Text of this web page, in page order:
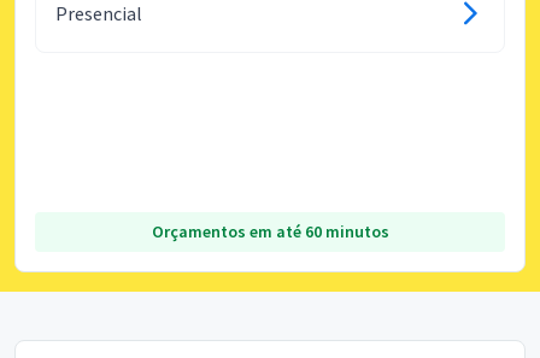
Presencial
Orçamentos em até 60 minutos